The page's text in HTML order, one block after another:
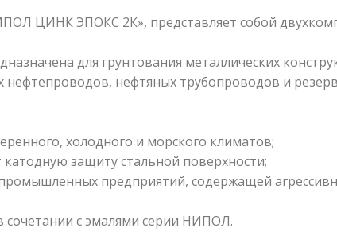
ЦИНК ЭПОКС 2К», представляет собой
для грунтования металлических
нефтепроводов, нефтяных трубопроводов и
холодного и морского климатов;
катодную защиту стальной поверхности;
предприятий, содержащей
сочетании с эмалями серии НИПОЛ.